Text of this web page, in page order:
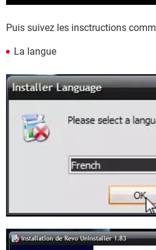
Puis suivez les insctructions
La langue